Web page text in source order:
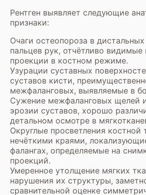
Рентген выявляет следующие
признаки:
Очаги остеопороза в дистальных
пальцев рук, отчётливо видимые
проекции в костном режиме.
Узурации суставных
суставов кисти,
межфаланговых, выявляемые в
Сужение межфаланговых щелей
эрозии суставов, хорошо
детальном осмотре в
Округлые просветления костной
нечёткими краями,
фалангах, определяемые на
проекций.
Умеренное утолщение мягких
нарушения их структуры,
сравнительной оценке